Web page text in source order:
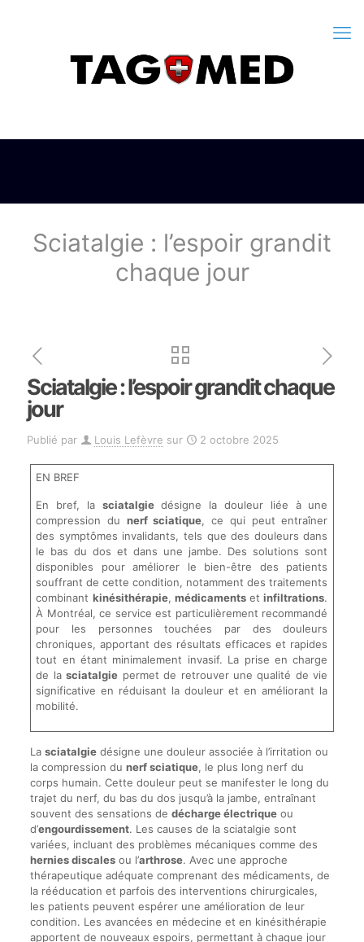
Sciatalgie : l’espoir grandit
chaque jour
Sciatalgie : l’espoir grandit chaque
jour
Publié par Louis Lefèvre sur 2 octobre 2025
EN BREF
En bref, la sciatalgiedésigne la douleur liée à une
compression du nerf sciatique, ce qui peut entraîner
des symptômes invalidants, tels que des douleurs dans
le bas du dos et dans une jambe. Des solutions sont
disponibles pour améliorer le bien-être des patients
souffrant de cette condition, notamment des traitements
combinant kinésithérapie, médicamentsetinfiltrations.
À Montréal, ce service est particulièrement recommandé
pour les personnes touchées par des douleurs
chroniques, apportant des résultats efficaces et rapides
tout en étant minimalement invasif. La prise en charge
de lasciatalgie permet de retrouver une qualité de vie
significative en réduisant la douleur et en améliorant la
mobilité.
La sciatalgiedésigne une douleur associée à l’irritation ou
la compression du nerf sciatique, le plus long nerf du
corps humain. Cette douleur peut se manifester le long du
trajet du nerf, du bas du dos jusqu’à la jambe, entraînant
souvent des sensations de décharge électriqueou
d’engourdissement. Les causes de la sciatalgie sont
variées, incluant des problèmes mécaniques comme des
hernies discalesou l’arthrose. Avec une approche
thérapeutique adéquate comprenant des médicaments, de
la rééducation et parfois des interventions chirurgicales,
les patients peuvent espérer une amélioration de leur
condition. Les avancées en médecine et en kinésithérapie
apportent de nouveaux espoirs, permettant à chaque jour